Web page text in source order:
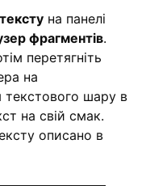
на панелі
фрагментів.
перетягніть
на
текстового шару в
на свій смак.
описано в